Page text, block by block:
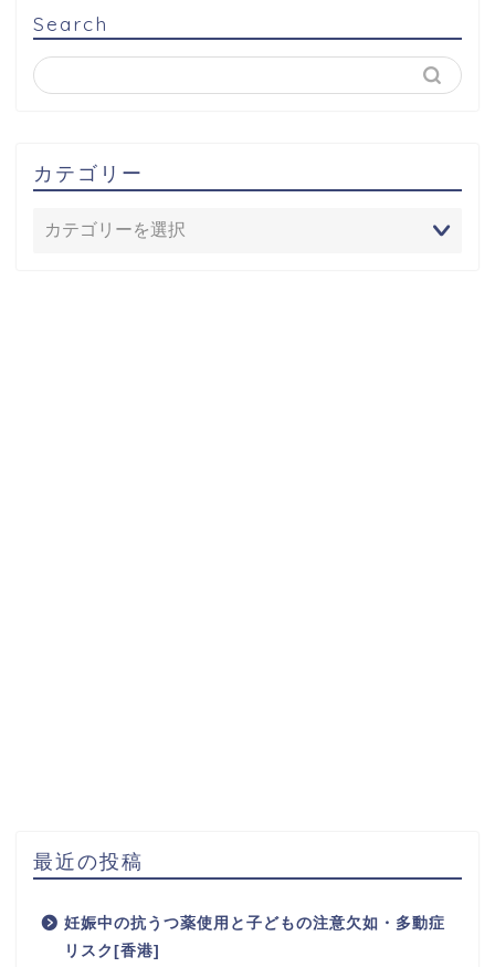
Search
カテゴリー
最近の投稿
妊娠中の抗うつ薬使用と子どもの注意欠如・多動症
リスク[香港]